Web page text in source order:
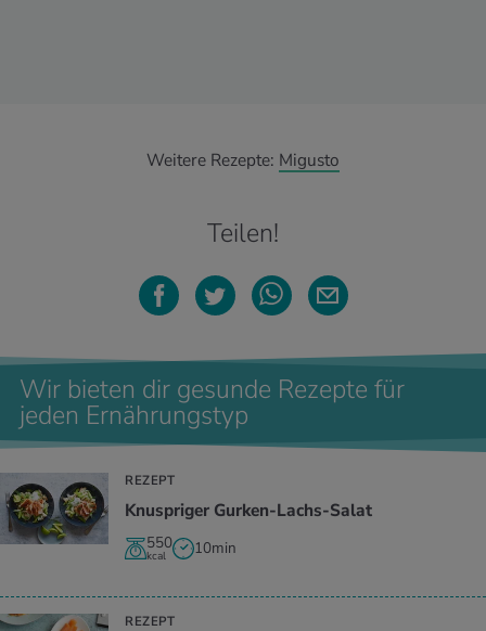
Weitere Rezepte: Migusto
Teilen!
Wir bieten dir gesunde Rezepte für
jeden Ernährungstyp
REZEPT
Knuspriger Gurken-Lachs-Salat
550
kcal 10min
REZEPT